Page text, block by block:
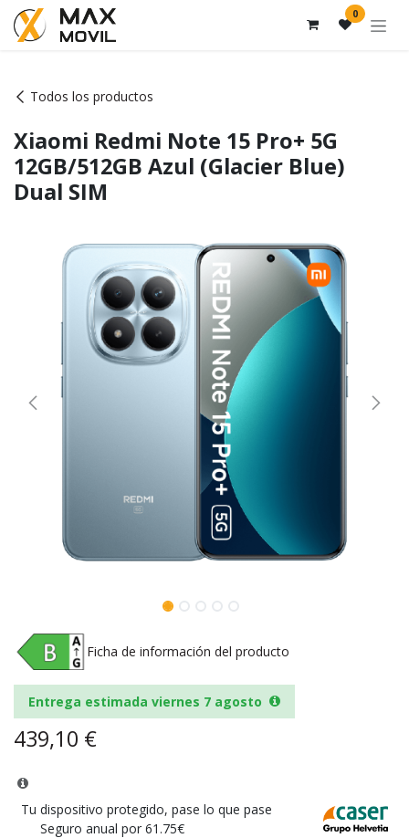
Ir al contenido 0
Todos los productos
Xiaomi Redmi Note 15 Pro+ 5G
12GB/512GB Azul (Glacier Blue)
Dual SIM
Ficha de información del producto
Entrega estimada viernes 7 agosto
439,10 €
Tu dispositivo protegido, pase lo que pase
Seguro anual por 61.75€